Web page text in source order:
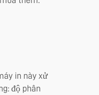
in này xử
độ phân